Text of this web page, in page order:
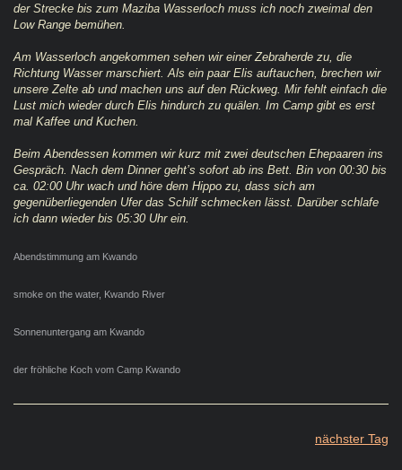
der Strecke bis zum Maziba Wasserloch muss ich noch zweimal den
Low Range bemühen.
Am Wasserloch angekommen sehen wir einer Zebraherde zu, die
Richtung Wasser marschiert. Als ein paar Elis auftauchen, brechen wir
unsere Zelte ab und machen uns auf den Rückweg. Mir fehlt einfach die
Lust mich wieder durch Elis hindurch zu quälen. Im Camp gibt es erst
mal Kaffee und Kuchen.
Beim Abendessen kommen wir kurz mit zwei deutschen Ehepaaren ins
Gespräch. Nach dem Dinner geht’s sofort ab ins Bett. Bin von 00:30 bis
ca. 02:00 Uhr wach und höre dem Hippo zu, dass sich am
gegenüberliegenden Ufer das Schilf schmecken lässt. Darüber schlafe
ich dann wieder bis 05:30 Uhr ein.
Abendstimmung am Kwando
smoke on the water, Kwando River
Sonnenuntergang am Kwando
der fröhliche Koch vom Camp Kwando
nächster Tag